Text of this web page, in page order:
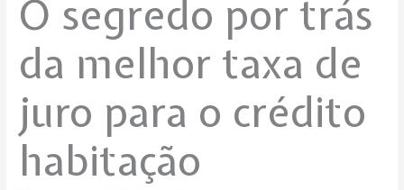
O segredo por trás
da melhor taxa de
juro para o crédito
habitação